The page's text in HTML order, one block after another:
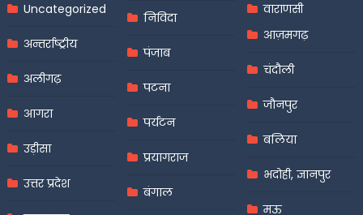
Uncategorized
अन्तर्राष्ट्रीय
अलीगढ़
आगरा
उड़ीसा
उत्तर प्रदेश
निविदा
पंजाब
पटना
पर्यटन
प्रयागराज
बंगाल
वाराणसी
आज़मगढ़
चंदौली
जौनपुर
बलिया
भदोही, ज्ञानपुर
मऊ